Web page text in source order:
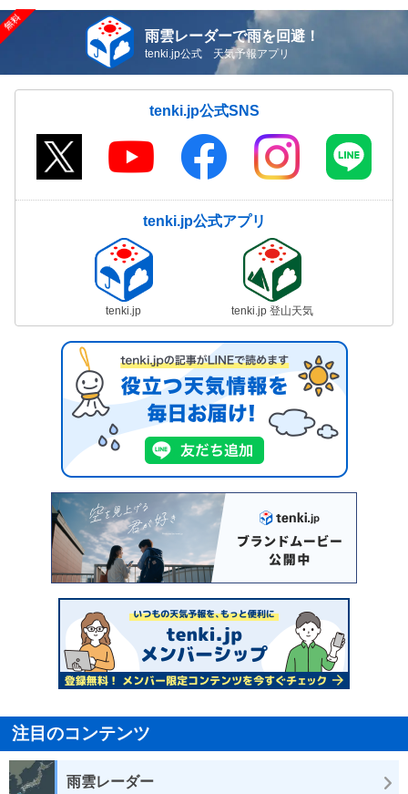
雨雲レーダーで雨を回避！
tenki.jp公式 天気予報アプリ
tenki.jp公式SNS
tenki.jp公式アプリ
tenki.jp tenki.jp 登山天気
注目のコンテンツ
雨雲レーダー